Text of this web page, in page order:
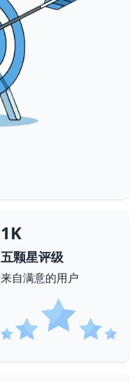
1K
五颗星评级
来自满意的用户